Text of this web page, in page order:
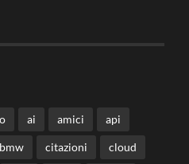
ai amici api
bmw citazioni cloud